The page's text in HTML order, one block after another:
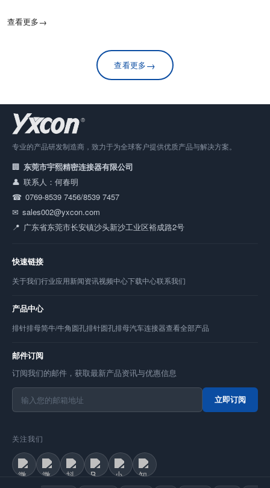
查看更多→
查看更多→
专业的产品研发制造商，致力于为全球客户提供优质产品与解决方案。
东莞市宇熙精密连接器有限公司
联系人：何春明
0769-8539 7456/8539 7457
sales002@yxcon.com
广东省东莞市长安镇沙头新沙工业区裕成路2号
快速链接
关于我们行业应用新闻资讯视频中心下载中心联系我们
产品中心
排针排母简牛/牛角圆孔排针圆孔排母汽车连接器查看全部产品
邮件订阅
订阅我们的邮件，获取最新产品资讯与优惠信息
立即订阅
关注我们